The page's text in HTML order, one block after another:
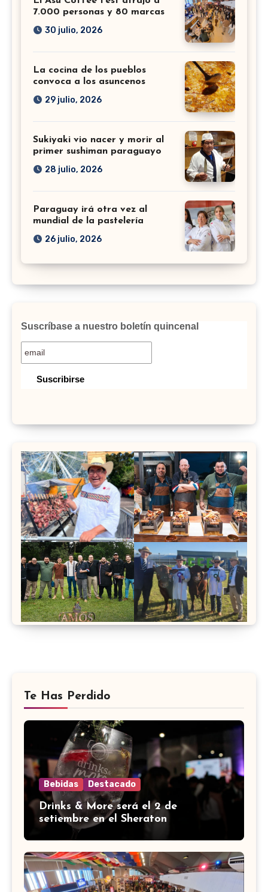
7.000 personas y 80 marcas
30 julio, 2026
La cocina de los pueblos
convoca a los asuncenos
29 julio, 2026
Sukiyaki vio nacer y morir al
primer sushiman paraguayo
28 julio, 2026
Paraguay irá otra vez al
mundial de la pastelería
26 julio, 2026
Suscríbase a nuestro boletín quincenal
Te Has Perdido
Bebidas Destacado
Drinks & More será el 2 de
setiembre en el Sheraton